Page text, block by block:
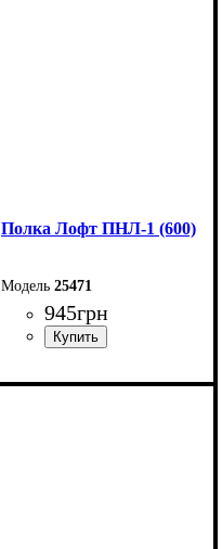
Полка Лофт ПНЛ-1 (600)
25471
945грн
Ширина: 60 см